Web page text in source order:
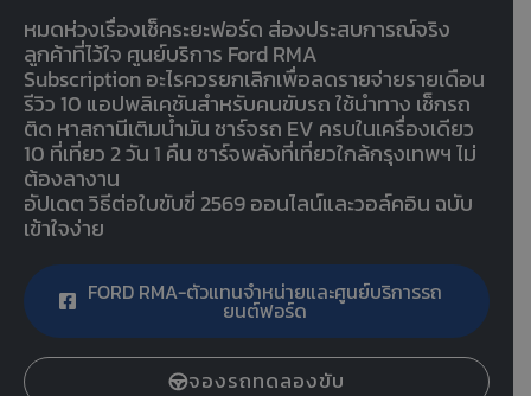
หมดห่วงเรื่องเช็คระยะฟอร์ด ส่องประสบการณ์จริง
ลูกค้าที่ไว้ใจ ศูนย์บริการ Ford RMA
Subscription อะไรควรยกเลิกเพื่อลดรายจ่ายรายเดือน
รีวิว 10 แอปพลิเคชันสำหรับคนขับรถ ใช้นำทาง เช็กรถ
ติด หาสถานีเติมน้ำมัน ชาร์จรถ EV ครบในเครื่องเดียว
10 ที่เที่ยว 2 วัน 1 คืน ชาร์จพลังที่เที่ยวใกล้กรุงเทพฯ ไม่
ต้องลางาน
อัปเดต วิธีต่อใบขับขี่ 2569 ออนไลน์และวอล์คอิน ฉบับ
เข้าใจง่าย
FORD RMA-ตัวแทนจำหน่ายและศูนย์บริการรถ
ยนต์ฟอร์ด
จองรถทดลองขับ